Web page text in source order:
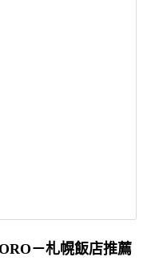
－札幌飯店推薦